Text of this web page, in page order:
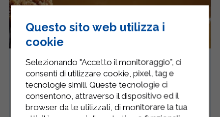
SEMIFREDDO AL CARAMELLO SALATO
RICETTA
Questo sito web utilizza i
cookie
Selezionando "Accetto il monitoraggio", ci
consenti di utilizzare cookie, pixel, tag e
tecnologie simili. Queste tecnologie ci
consentono, attraverso il dispositivo ed il
browser da te utilizzati, di monitorare la tua